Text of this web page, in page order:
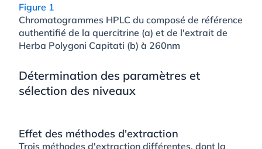
Figure 1
Chromatogrammes HPLC du composé de référence
authentifié de la quercitrine (a) et de l'extrait de
Herba Polygoni Capitati (b) à 260nm
Détermination des paramètres et
sélection des niveaux
Effet des méthodes d'extraction
Trois méthodes d'extraction différentes, dont la